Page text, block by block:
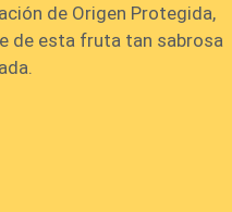
de Origen Protegida,
de esta fruta tan sabrosa